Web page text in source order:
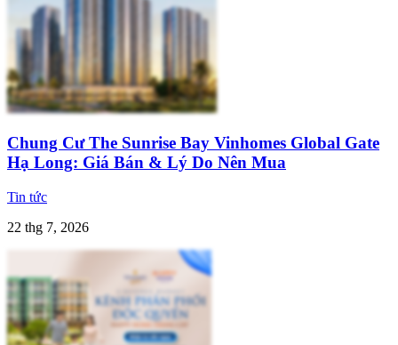
Chung Cư The Sunrise Bay Vinhomes Global Gate
Hạ Long: Giá Bán & Lý Do Nên Mua
Tin tức
22 thg 7, 2026